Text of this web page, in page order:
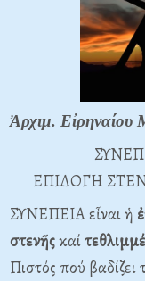
Ἀρχιμ. Εἰρηναίου
ΕΠΙΛΟΓΗ
ΣΥΝΕΠΕΙΑ εἶναι ἡ
στενῆςκαί
Πιστός πού